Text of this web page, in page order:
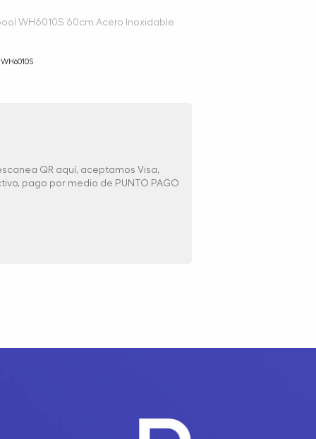
WH6010S 60cm Acero Inoxidable
QR aquí, aceptamos Visa,
pago por medio de PUNTO PAGO